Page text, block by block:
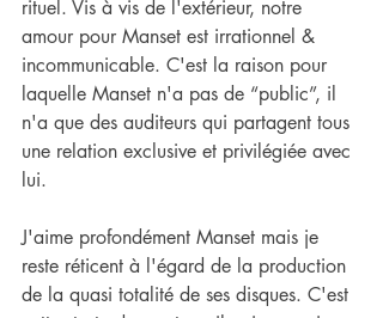
rituel. Vis à vis de l'extérieur, notre
amour pour Manset est irrationnel &
incommunicable. C'est la raison pour
laquelle Manset n'a pas de “public”, il
n'a que des auditeurs qui partagent tous
une relation exclusive et privilégiée avec
lui.
J'aime profondément Manset mais je
reste réticent à l'égard de la production
de la quasi totalité de ses disques. C'est